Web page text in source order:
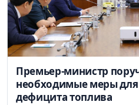
Премьер-министр
необходимые меры
дефицита топлива